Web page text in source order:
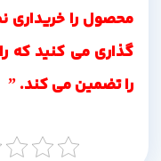
محصول را خریداری نمی
گذاری می کنید که
را تضمین می کند. ”